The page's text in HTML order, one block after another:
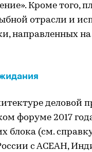
Кроме того,
отрасли и
направленных
деловой
форуме 2017
блока (см.
с АСЕАН,